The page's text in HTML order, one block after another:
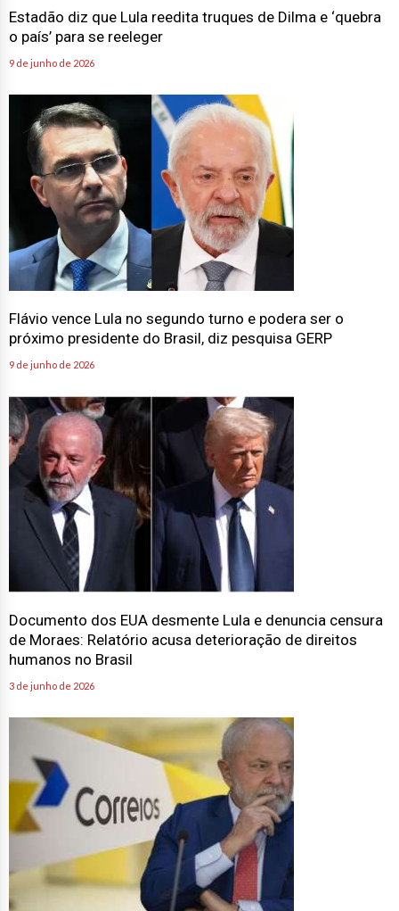
Estadão diz que Lula reedita truques de Dilma e ‘quebra
o país’ para se reeleger
9 de junho de 2026
Flávio vence Lula no segundo turno e podera ser o
próximo presidente do Brasil, diz pesquisa GERP
9 de junho de 2026
Documento dos EUA desmente Lula e denuncia censura
de Moraes: Relatório acusa deterioração de direitos
humanos no Brasil
3 de junho de 2026